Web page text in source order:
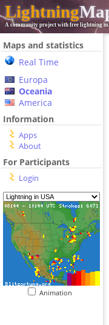
Lightning
A community project with free lightning
Maps and statistics
Real Time
Europa
Oceania
America
Information
Apps
About
For Participants
Login
Animation